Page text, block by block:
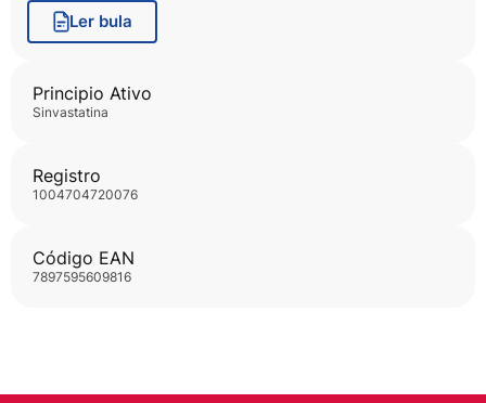
Ler bula
Principio Ativo
sinvastatina
Registro
1004704720076
Código EAN
7897595609816